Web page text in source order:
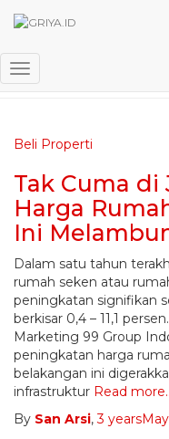
Toggle Navigation
Beli Properti
Tak Cuma di
Harga
Ini
Dalam satu tahun
rumah seken atau
peningkatan signifikan
berkisar 0,4 – 11,1
Marketing 99 Group
peningkatan harga
belakangan ini
infrastruktur Read
By San Arsi,3 years